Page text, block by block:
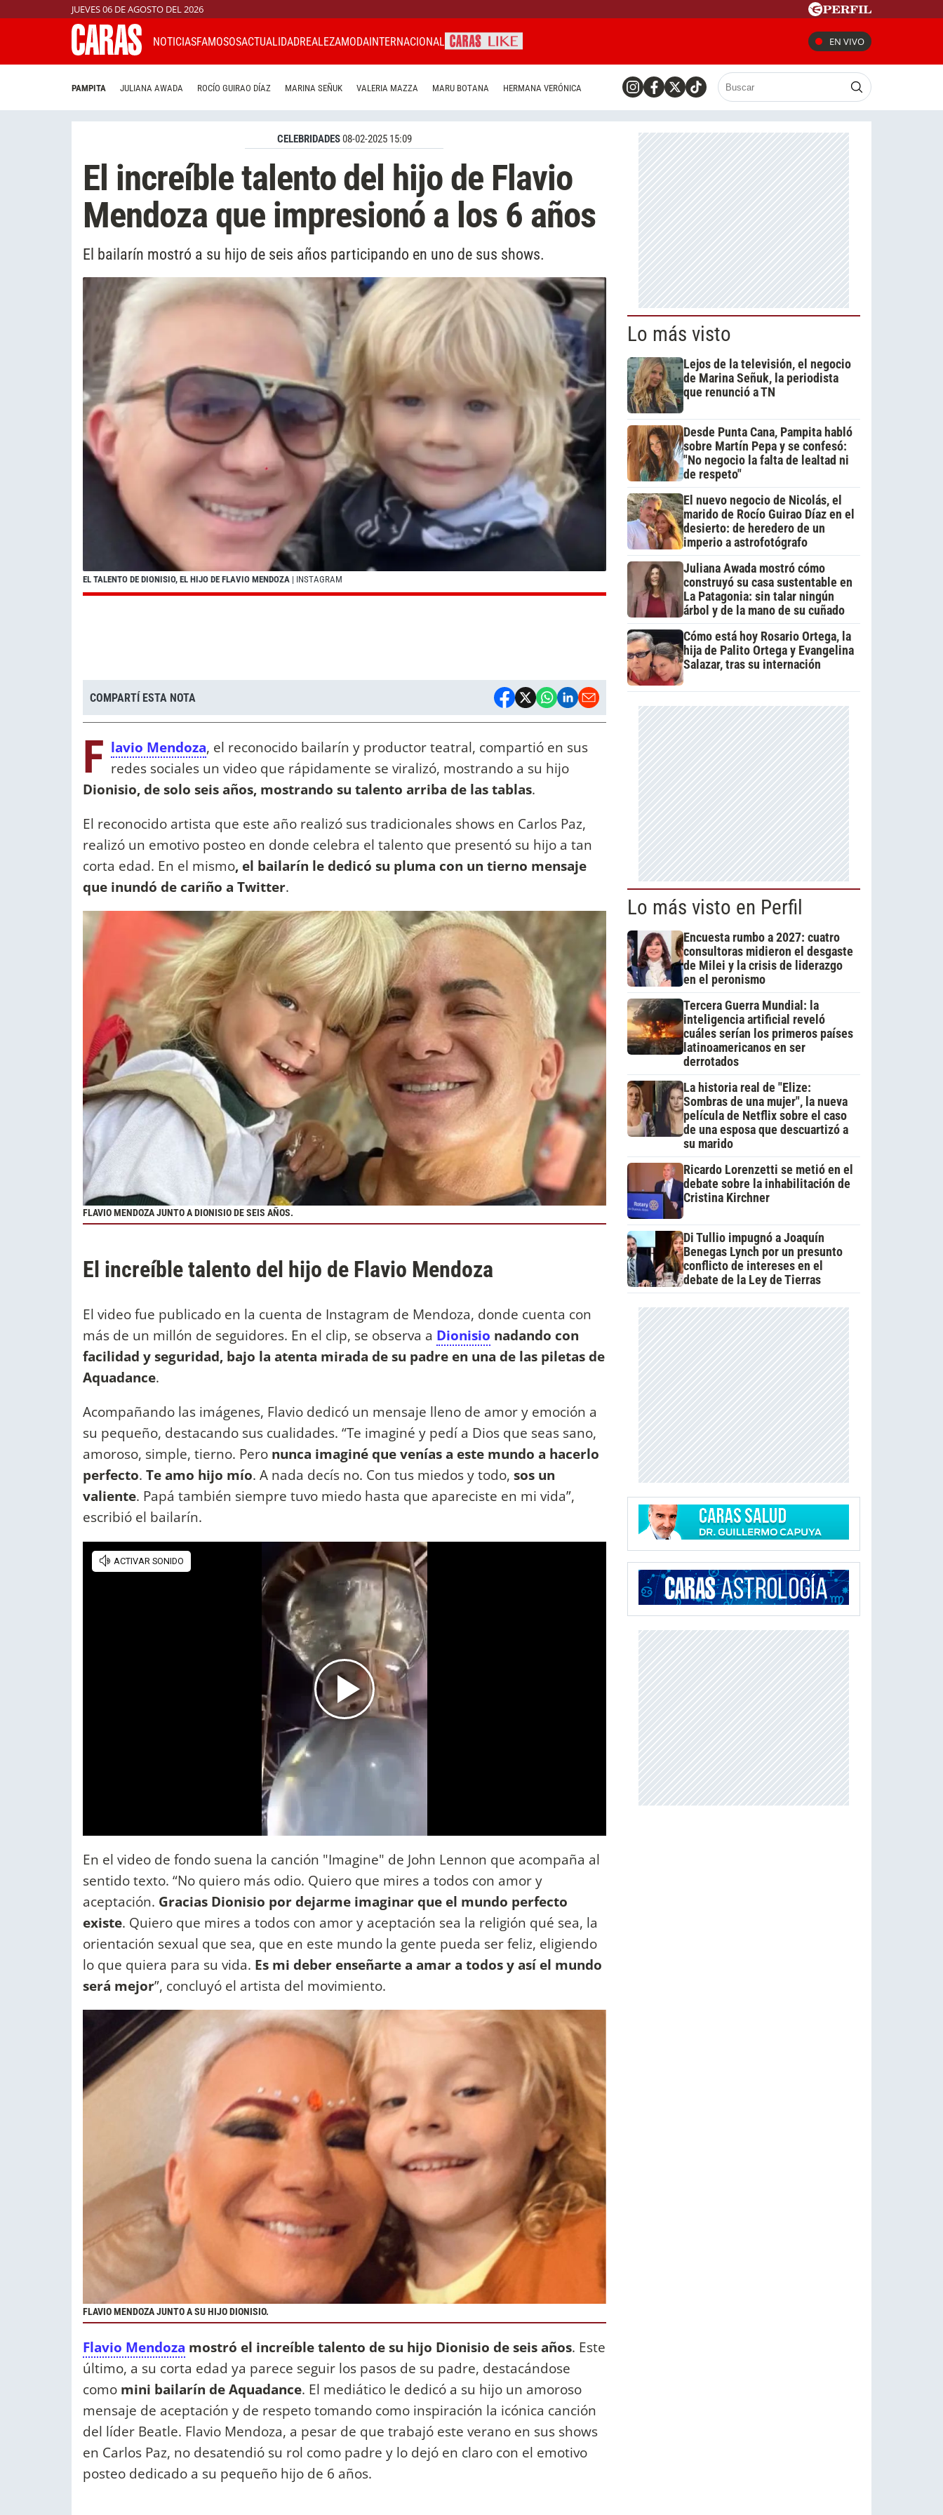
JUEVES 06 DE AGOSTO DEL 2026
NOTICIASFAMOSOSACTUALIDADREALEZAMODAINTERNACIONAL EN VIVO
PAMPITA JULIANA AWADA ROCÍO GUIRAO DÍAZ MARINA SEÑUK VALERIA MAZZA MARU BOTANA HERMANA VERÓNICA
CELEBRIDADES08-02-2025 15:09
El increíble talento del hijo de Flavio
Mendoza que impresionó a los 6 años
El bailarín mostró a su hijo de seis años participando en uno de sus shows.
EL TALENTO DE DIONISIO, EL HIJO DE FLAVIO MENDOZA | INSTAGRAM
COMPARTÍ ESTA NOTA
F lavio Mendoza, el reconocido bailarín y productor teatral, compartió en sus
redes sociales un video que rápidamente se viralizó, mostrando a su hijo
Dionisio, de solo seis años, mostrando su talento arriba de las tablas.
El reconocido artista que este año realizó sus tradicionales shows en Carlos Paz,
realizó un emotivo posteo en donde celebra el talento que presentó su hijo a tan
corta edad. En el mismo, el bailarín le dedicó su pluma con un tierno mensaje
que inundó de cariño a Twitter.
FLAVIO MENDOZA JUNTO A DIONISIO DE SEIS AÑOS.
El increíble talento del hijo de Flavio Mendoza
El video fue publicado en la cuenta de Instagram de Mendoza, donde cuenta con
más de un millón de seguidores. En el clip, se observa a Dionisio nadando con
facilidad y seguridad, bajo la atenta mirada de su padre en una de las piletas de
Aquadance.
Acompañando las imágenes, Flavio dedicó un mensaje lleno de amor y emoción a
su pequeño, destacando sus cualidades. “Te imaginé y pedí a Dios que seas sano,
amoroso, simple, tierno. Pero nunca imaginé que venías a este mundo a hacerlo
perfecto. Te amo hijo mío. A nada decís no. Con tus miedos y todo, sos un
valiente. Papá también siempre tuvo miedo hasta que apareciste en mi vida”,
escribió el bailarín.
En el video de fondo suena la canción "Imagine" de John Lennon que acompaña al
sentido texto. “No quiero más odio. Quiero que mires a todos con amor y
aceptación. Gracias Dionisio por dejarme imaginar que el mundo perfecto
existe. Quiero que mires a todos con amor y aceptación sea la religión qué sea, la
orientación sexual que sea, que en este mundo la gente pueda ser feliz, eligiendo
lo que quiera para su vida. Es mi deber enseñarte a amar a todos y así el mundo
será mejor”, concluyó el artista del movimiento.
FLAVIO MENDOZA JUNTO A SU HIJO DIONISIO.
Flavio Mendoza mostró el increíble talento de su hijo Dionisio de seis años. Este
último, a su corta edad ya parece seguir los pasos de su padre, destacándose
como mini bailarín de Aquadance. El mediático le dedicó a su hijo un amoroso
mensaje de aceptación y de respeto tomando como inspiración la icónica canción
del líder Beatle. Flavio Mendoza, a pesar de que trabajó este verano en sus shows
en Carlos Paz, no desatendió su rol como padre y lo dejó en claro con el emotivo
posteo dedicado a su pequeño hijo de 6 años.
Lo más visto
Lejos de la televisión, el negocio
de Marina Señuk, la periodista
que renunció a TN
Desde Punta Cana, Pampita habló
sobre Martín Pepa y se confesó:
"No negocio la falta de lealtad ni
de respeto"
El nuevo negocio de Nicolás, el
marido de Rocío Guirao Díaz en el
desierto: de heredero de un
imperio a astrofotógrafo
Juliana Awada mostró cómo
construyó su casa sustentable en
La Patagonia: sin talar ningún
árbol y de la mano de su cuñado
Cómo está hoy Rosario Ortega, la
hija de Palito Ortega y Evangelina
Salazar, tras su internación
Lo más visto en Perfil
Encuesta rumbo a 2027: cuatro
consultoras midieron el desgaste
de Milei y la crisis de liderazgo
en el peronismo
Tercera Guerra Mundial: la
inteligencia artificial reveló
cuáles serían los primeros países
latinoamericanos en ser
derrotados
La historia real de "Elize:
Sombras de una mujer", la nueva
película de Netflix sobre el caso
de una esposa que descuartizó a
su marido
Ricardo Lorenzetti se metió en el
debate sobre la inhabilitación de
Cristina Kirchner
Di Tullio impugnó a Joaquín
Benegas Lynch por un presunto
conflicto de intereses en el
debate de la Ley de Tierras